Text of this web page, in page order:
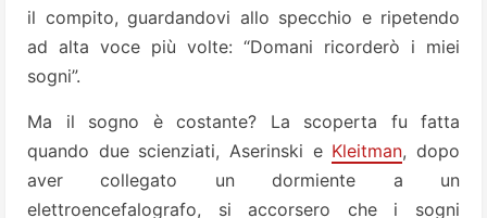
il compito, guardandovi allo specchio e ripetendo
ad alta voce più volte: “Domani ricorderò i miei
sogni”.
Ma il sogno è costante? La scoperta fu fatta
quando due scienziati, Aserinski e Kleitman, dopo
aver collegato un dormiente a un
elettroencefalografo, si accorsero che i sogni